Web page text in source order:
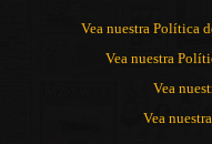
Vea nuestra Política
Vea nuestra
Vea
Vea